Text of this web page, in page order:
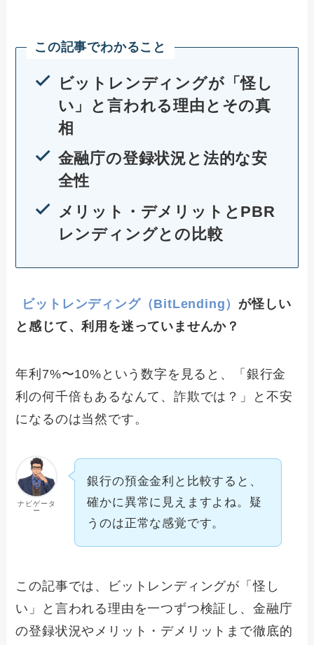
この記事でわかること
ビットレンディングが「怪し
い」と言われる理由とその真
相
金融庁の登録状況と法的な安
全性
メリット・デメリットとPBR
レンディングとの比較
ビットレンディング（BitLending） が怪しい
と感じて、利用を迷っていませんか？
年利7%〜10%という数字を見ると、「銀行金
利の何千倍もあるなんて、詐欺では？」と不安
になるのは当然です。
ナビゲータ
ー
銀行の預金金利と比較すると、
確かに異常に見えますよね。疑
うのは正常な感覚です。
この記事では、ビットレンディングが「怪し
い」と言われる理由を一つずつ検証し、金融庁
の登録状況やメリット・デメリットまで徹底的